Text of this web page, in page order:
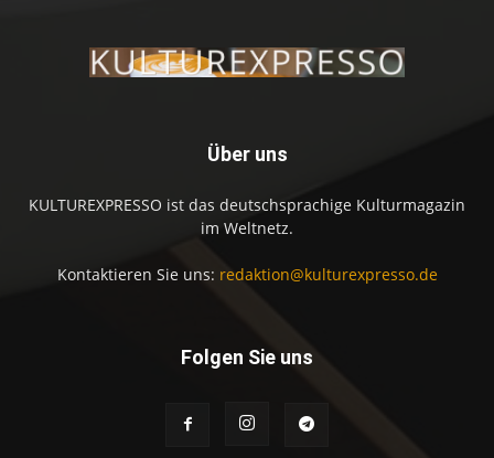
Über uns
KULTUREXPRESSO ist das deutschsprachige Kulturmagazin
im Weltnetz.
Kontaktieren Sie uns: redaktion@kulturexpresso.de
Folgen Sie uns